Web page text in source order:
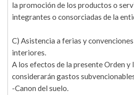
la promoción de los productos o
integrantes o consorciadas de la
C) Asistencia a ferias y
interiores.
A los efectos de la presente Orden y
considerarán gastos
-Canon del suelo.